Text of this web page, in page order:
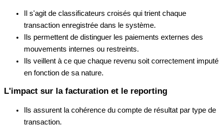
Il s'agit de classificateurs croisés qui trient chaque
transaction enregistrée dans le système.
Ils permettent de distinguer les paiements externes des
mouvements internes ou restreints.
Ils veillent à ce que chaque revenu soit correctement imputé
en fonction de sa nature.
L'impact sur la facturation et le reporting
Ils assurent la cohérence du compte de résultat par type de
transaction.